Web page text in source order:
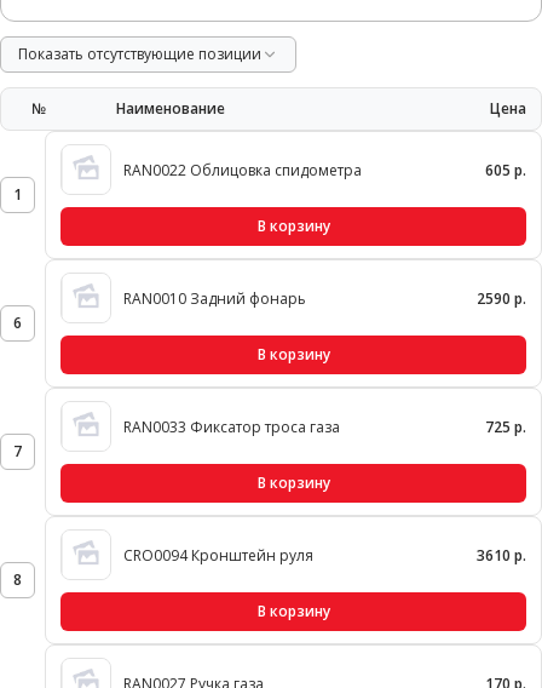
Показать отсутствующие позиции
№ Наименование Цена
1
RAN0022 Облицовка спидометра 605 р.
В корзину
6
RAN0010 Задний фонарь 2590 р.
В корзину
7
RAN0033 Фиксатор троса газа 725 р.
В корзину
8
CRO0094 Кронштейн руля 3610 р.
В корзину
RAN0027 Ручка газа 170 р.